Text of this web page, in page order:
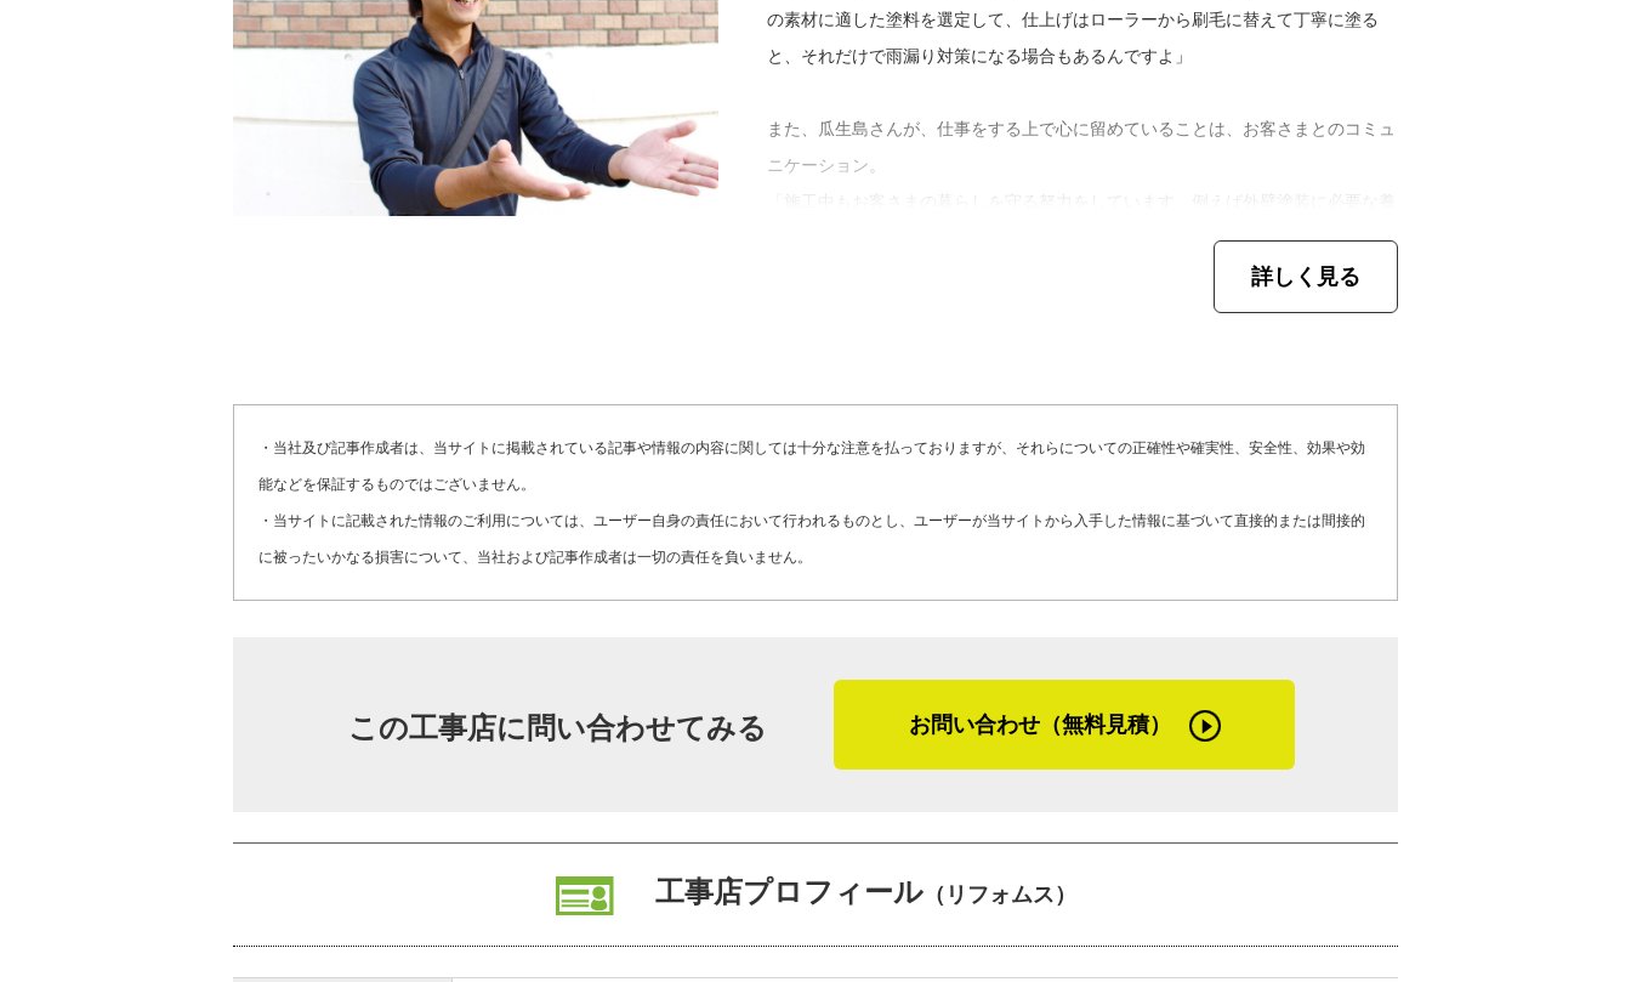
工事店番号 K27-AZA
を広げていきたいです」
の素材に適した塗料を選定して、仕上げはローラーから刷毛に替えて丁寧に塗る
と、それだけで雨漏り対策になる場合もあるんですよ」
また、瓜生島さんが、仕事をする上で心に留めていることは、お客さまとのコミュ
ニケーション。
生ですが、どうしても窓やベランダをふさいでしまいます。でも、週末だけ養生を
外して洗濯物を干しやすくしたり、換気をしやすくしたりすることができます。そ
ういったことが必要かどうかも、お客さまと私たちがコミュニケーションを取って
ー保証があります。その他、半年を目安に点検に回る場合も。いずれも、施工時に
最後に「かべいろは」をご覧になっている、外壁修理・リフォームでお困りのお客
さま、そして外壁塗装や屋根塗装を検討されているお客さまへメッセージです。
の業者選びに迷ったら、ぜひリフォムスにご相談ください」
を言われること」に重きを置く会社の体制を、強く感じた取材でした。
詳しく見る
・当社及び記事作成者は、当サイトに掲載されている記事や情報の内容に関しては十分な注意を払っておりますが、それらについての正確性や確実性、安全性、効果や効
能などを保証するものではございません。
・当サイトに記載された情報のご利用については、ユーザー自身の責任において行われるものとし、ユーザーが当サイトから入手した情報に基づいて直接的または間接的
に被ったいかなる損害について、当社および記事作成者は一切の責任を負いません。
この工事店に問い合わせてみる お問い合わせ（無料見積）
工事店プロフィール（リフォムス）